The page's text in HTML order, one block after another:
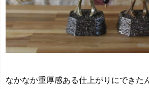
なかなか重厚感ある仕上がりにできた